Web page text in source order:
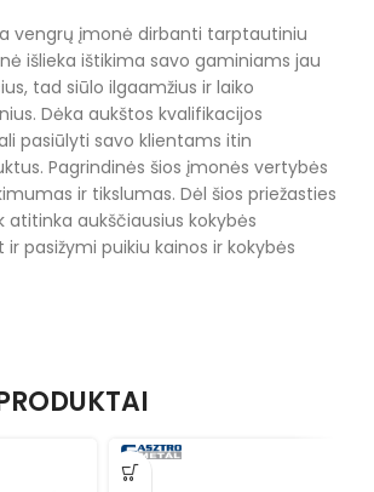
vengrų įmonė dirbanti tarptautiniu
išlieka ištikima savo gaminiams jau
tad siūlo ilgaamžius ir laiko
Dėka aukštos kvalifikacijos
pasiūlyti savo klientams itin
Pagrindinės šios įmonės vertybės
ir tikslumas. Dėl šios priežasties
atitinka aukščiausius kokybės
pasižymi puikiu kainos ir kokybės